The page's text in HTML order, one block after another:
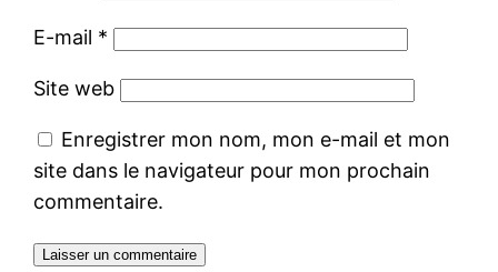
E-mail *
Site web
Enregistrer mon nom, mon e-mail et mon
site dans le navigateur pour mon prochain
commentaire.